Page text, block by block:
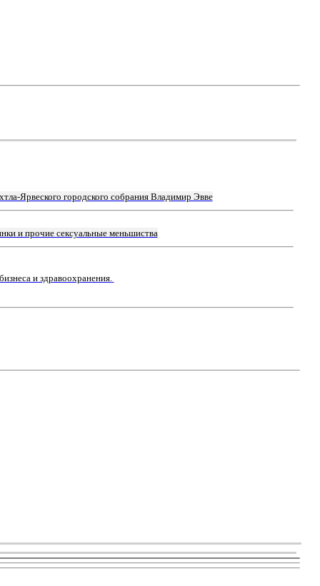
Ярвеского городского собрания Владимир Эвве
и прочие сексуальные меньшиства
и здравоохранения.